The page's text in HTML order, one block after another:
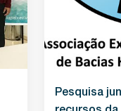
Pesquisa